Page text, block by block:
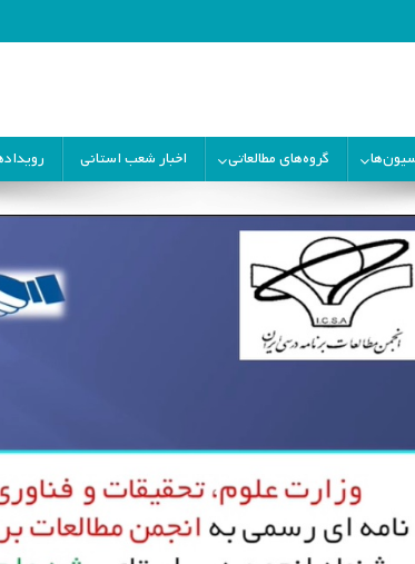
گروه‌های مطالعاتی اخبار شعب استانی